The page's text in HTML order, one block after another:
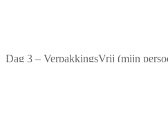
Dag 3 – VerpakkingsVrij (mijn